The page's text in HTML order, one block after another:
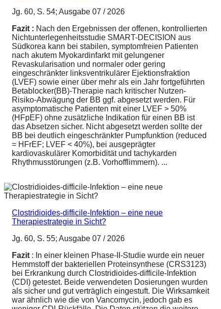
Jg. 60, S. 54; Ausgabe 07 / 2026
Fazit : Nach den Ergebnissen der offenen, kontrollierten
Nichtunterlegenheitsstudie SMART-DECISION aus
Südkorea kann bei stabilen, symptomfreien Patienten
nach akutem Myokardinfarkt mit gelungener
Revaskularisation und normaler oder gering
eingeschränkter linksventrikulärer Ejektionsfraktion
(LVEF) sowie einer über mehr als ein Jahr fortgeführten
Betablocker(BB)-Therapie nach kritischer Nutzen-
Risiko-Abwägung der BB ggf. abgesetzt werden. Für
asymptomatische Patienten mit einer LVEF > 50%
(HFpEF) ohne zusätzliche Indikation für einen BB ist
das Absetzen sicher. Nicht abgesetzt werden sollte der
BB bei deutlich eingeschränkter Pumpfunktion (reduced
= HFrEF; LVEF < 40%), bei ausgeprägter
kardiovaskulärer Komorbidität und tachykarden
Rhythmusstörungen (z.B. Vorhofflimmern). ...
Clostridioides-difficile-Infektion – eine neue
Therapiestrategie in Sicht?
Jg. 60, S. 55; Ausgabe 07 / 2026
Fazit : In einer kleinen Phase-II-Studie wurde ein neuer
Hemmstoff der bakteriellen Proteinsynthese (CRS3123)
bei Erkrankung durch Clostridioides-difficile-Infektion
(CDI) getestet. Beide verwendeten Dosierungen wurden
als sicher und gut verträglich eingestuft. Die Wirksamkeit
war ähnlich wie die von Vancomycin, jedoch gab es